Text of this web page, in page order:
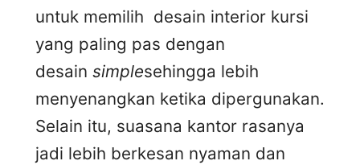
untuk memilih desain interior kursi
yang paling pas dengan
desain simplesehingga lebih
menyenangkan ketika dipergunakan.
Selain itu, suasana kantor rasanya
jadi lebih berkesan nyaman dan